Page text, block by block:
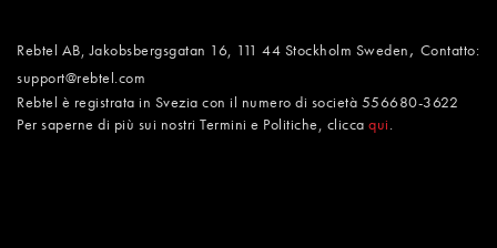
Rebtel AB, Jakobsbergsgatan 16, 111 44 Stockholm Sweden , Contatto:
support@rebtel.com
Rebtel è registrata in Svezia con il numero di società 556680-3622
Per saperne di più sui nostri Termini e Politiche, clicca qui .